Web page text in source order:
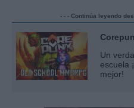
- - - Continúa leyendo
Un
escuela
mejor!